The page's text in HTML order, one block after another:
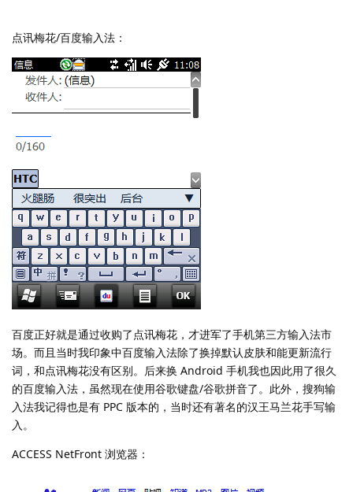
点讯梅花/百度输入法：
百度正好就是通过收购了点讯梅花，才进军了手机第三方输入法市
场。而且当时我印象中百度输入法除了换掉默认皮肤和能更新流行
词，和点讯梅花没有区别。后来换 Android 手机我也因此用了很久
的百度输入法，虽然现在使用谷歌键盘/谷歌拼音了。此外，搜狗输
入法我记得也是有 PPC 版本的，当时还有著名的汉王马兰花手写输
入。
ACCESS NetFront 浏览器：